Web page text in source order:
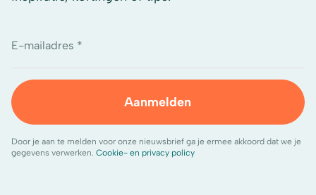
E-mailadres *
Aanmelden
Door je aan te melden voor onze nieuwsbrief ga je ermee akkoord dat we je
gegevens verwerken. Cookie- en privacy policy